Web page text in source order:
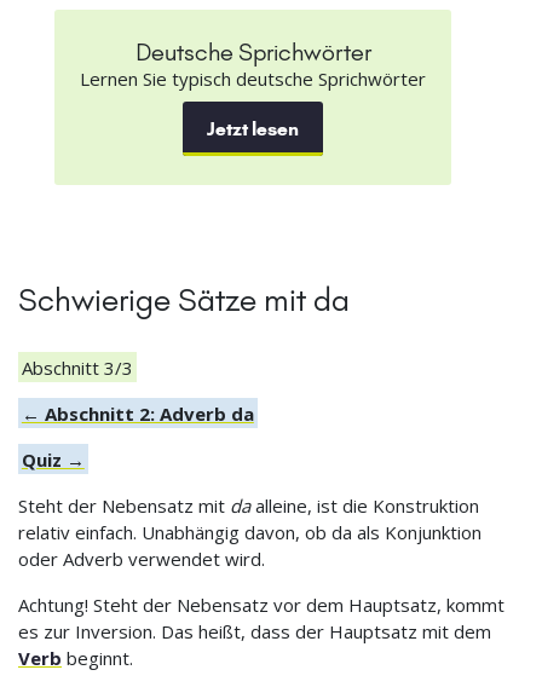
Deutsche Sprichwörter
Lernen Sie typisch deutsche Sprichwörter
Jetzt lesen
Schwierige Sätze mit da
Abschnitt 3/3
← Abschnitt 2: Adverb da
Quiz →
Steht der Nebensatz mit daalleine, ist die Konstruktion
relativ einfach. Unabhängig davon, ob da als Konjunktion
oder Adverb verwendet wird.
Achtung! Steht der Nebensatz vor dem Hauptsatz, kommt
es zur Inversion. Das heißt, dass der Hauptsatz mit dem
Verb beginnt.